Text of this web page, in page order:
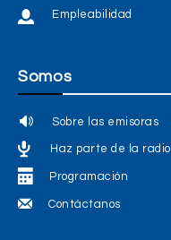
Empleabilidad
Somos
Sobre las emisoras
Haz parte de la radio
Programación
Contáctanos